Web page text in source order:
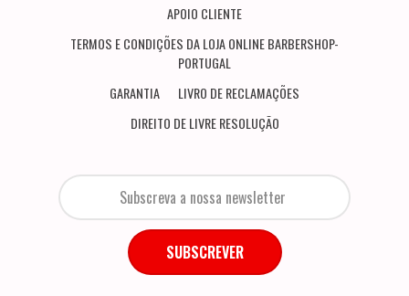
APOIO CLIENTE
TERMOS E CONDIÇÕES DA LOJA ONLINE BARBERSHOP-
PORTUGAL
GARANTIA
LIVRO DE RECLAMAÇÕES
DIREITO DE LIVRE RESOLUÇÃO
SUBSCREVER